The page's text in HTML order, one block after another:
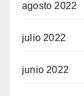
agosto 2022
julio 2022
junio 2022